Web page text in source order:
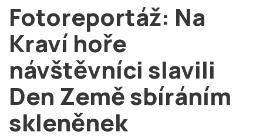
# Brno
# volby
login PŘIHLÁSIT SE
Zapomněli jste heslo?
Fotoreportáž: Na
Kraví hoře
návštěvníci slavili
Den Země sbíráním
skleněnek